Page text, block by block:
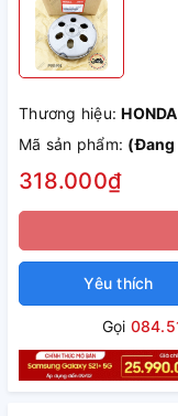
Thương hiệu:HONDA
Mã sản phẩm: (Đang
318.000₫
Yêu thích
Gọi